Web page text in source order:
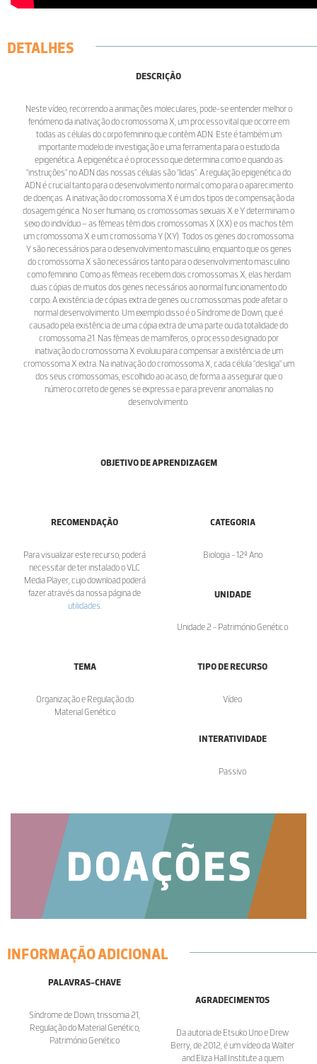
DETALHES
DESCRIÇÃO
Neste vídeo, recorrendo a animações moleculares, pode-se entender melhor o
fenómeno da inativação do cromossoma X, um processo vital que ocorre em
todas as células do corpo feminino que contêm ADN. Este é também um
importante modelo de investigação e uma ferramenta para o estudo da
epigenética. A epigenética é o processo que determina como e quando as
"instruções" no ADN das nossas células são "lidas". A regulação epigenética do
ADN é crucial tanto para o desenvolvimento normal como para o aparecimento
de doenças. A inativação do cromossoma X é um dos tipos de compensação da
dosagem génica. No ser humano, os cromossomas sexuais X e Y determinam o
sexo do indivíduo – as fêmeas têm dois cromossomas X (XX) e os machos têm
um cromossoma X e um cromossoma Y (XY). Todos os genes do cromossoma
Y são necessários para o desenvolvimento masculino, enquanto que os genes
do cromossoma X são necessários tanto para o desenvolvimento masculino
como feminino. Como as fêmeas recebem dois cromossomas X, elas herdam
duas cópias de muitos dos genes necessários ao normal funcionamento do
corpo. A existência de cópias extra de genes ou cromossomas pode afetar o
normal desenvolvimento. Um exemplo disso é o Síndrome de Down, que é
causado pela existência de uma cópia extra de uma parte ou da totalidade do
cromossoma 21. Nas fêmeas de mamíferos, o processo designado por
inativação do cromossoma X evoluiu para compensar a existência de um
cromossoma X extra. Na inativação do cromossoma X, cada célula "desliga" um
dos seus cromossomas, escolhido ao acaso, de forma a assegurar que o
número correto de genes se expressa e para prevenir anomalias no
desenvolvimento.
OBJETIVO DE APRENDIZAGEM
RECOMENDAÇÃO
Para visualizar este recurso, poderá
necessitar de ter instalado o VLC
Media Player, cujo download poderá
fazer através da nossa página de
utilidades
CATEGORIA
Biologia - 12º Ano
UNIDADE
Unidade 2 - Património Genético
TEMA
Organização e Regulação do
Material Genético
TIPO DE RECURSO
Vídeo
INTERATIVIDADE
Passivo
INFORMAÇÃO ADICIONAL
PALAVRAS-CHAVE
Síndrome de Down, trissomia 21,
Regulação do Material Genético,
Património Genético
AGRADECIMENTOS
Da autoria de Etsuko Uno e Drew
Berry, de 2012, é um vídeo da Walter
and Eliza Hall Institute a quem